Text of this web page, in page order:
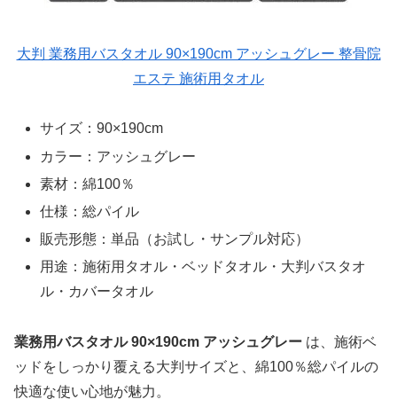
大判 業務用バスタオル 90×190cm アッシュグレー 整骨院
エステ 施術用タオル
サイズ：90×190cm
カラー：アッシュグレー
素材：綿100％
仕様：総パイル
販売形態：単品（お試し・サンプル対応）
用途：施術用タオル・ベッドタオル・大判バスタオ
ル・カバータオル
業務用バスタオル 90×190cm アッシュグレー は、施術ベ
ッドをしっかり覆える大判サイズと、綿100％総パイルの
快適な使い心地が魅力。